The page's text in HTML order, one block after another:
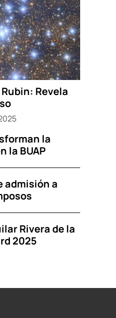
Revela
la
la BUAP
admisión a
Rivera de la
2025